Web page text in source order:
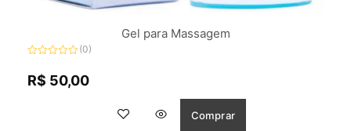
Gel para Massagem
de
(0)
R$ 50,00
Comprar